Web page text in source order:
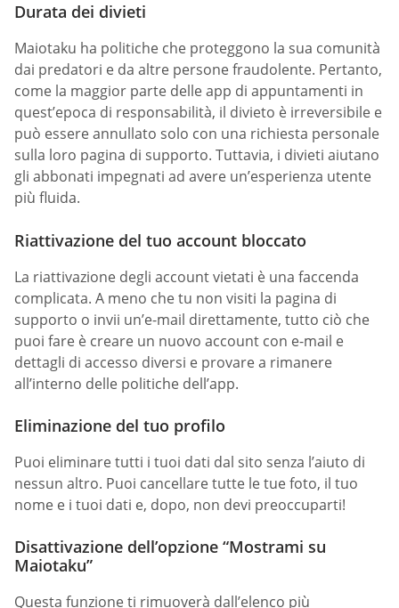
Durata dei divieti
Maiotaku ha politiche che proteggono la sua comunità
dai predatori e da altre persone fraudolente. Pertanto,
come la maggior parte delle app di appuntamenti in
quest’epoca di responsabilità, il divieto è irreversibile e
può essere annullato solo con una richiesta personale
sulla loro pagina di supporto. Tuttavia, i divieti aiutano
gli abbonati impegnati ad avere un’esperienza utente
più fluida.
Riattivazione del tuo account bloccato
La riattivazione degli account vietati è una faccenda
complicata. A meno che tu non visiti la pagina di
supporto o invii un’e-mail direttamente, tutto ciò che
puoi fare è creare un nuovo account con e-mail e
dettagli di accesso diversi e provare a rimanere
all’interno delle politiche dell’app.
Eliminazione del tuo profilo
Puoi eliminare tutti i tuoi dati dal sito senza l’aiuto di
nessun altro. Puoi cancellare tutte le tue foto, il tuo
nome e i tuoi dati e, dopo, non devi preoccuparti!
Disattivazione dell’opzione “Mostrami su
Maiotaku”
Questa funzione ti rimuoverà dall’elenco più